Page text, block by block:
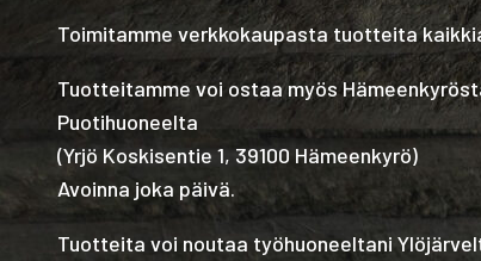
Toimitamme verkkokaupasta tuotteita
Tuotteitamme voi ostaa myös
Puotihuoneelta
(Yrjö Koskisentie 1, 39100 Hämeenkyrö)
Avoinna joka päivä.
Tuotteita voi noutaa työhuoneeltani